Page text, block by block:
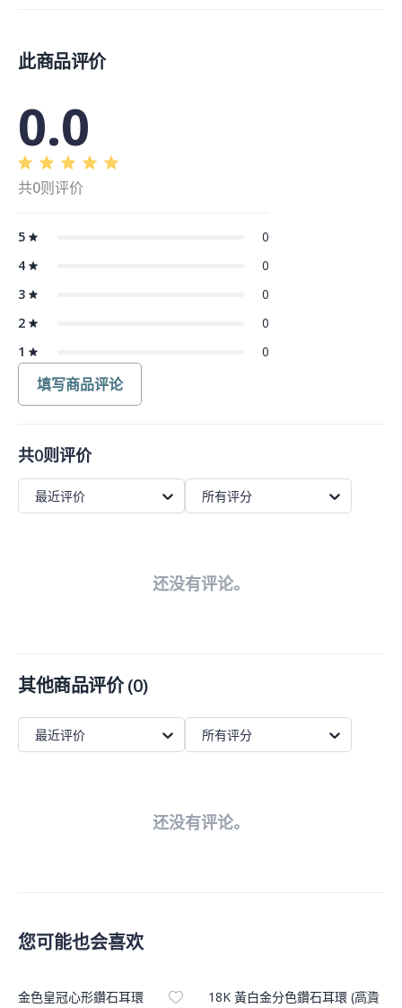
此商品评价
0.0
共0则评价
5
0
4
0
3
0
2
0
1
0
填写商品评论
共0则评价
最近评价 所有评分
还没有评论。
其他商品评价(0)
最近评价 所有评分
还没有评论。
您可能也会喜欢
Product Image
金色皇冠心形鑽石耳環 Product Image
18K 黃白金分色鑽石耳環 (高貴